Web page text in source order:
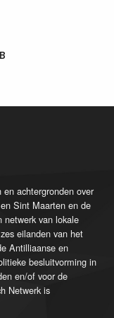
achtergronden over
Sint Maarten en de
netwerk van lokale
eilanden van het
Antilliaanse en
besluitvorming in
en/of voor de
Netwerk is